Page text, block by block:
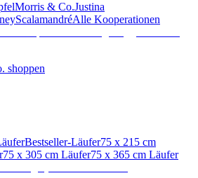
Morris & Co.Justina
ScalamandréAlle Kooperationen
shoppen
Bestseller-Läufer75 x 215 cm
75 x 305 cm Läufer75 x 365 cm Läufer